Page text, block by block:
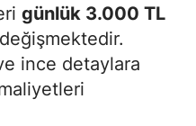
günlük 3.000 TL
değişmektedir.
ince detaylara